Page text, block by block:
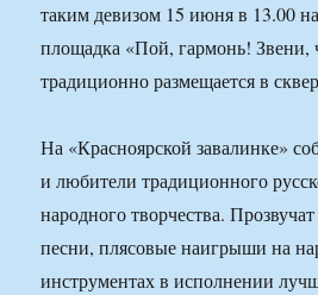
таким девизом 15 июня в 13.00
площадка «Пой, гармонь! Звени,
традиционно размещается в
На «Красноярской завалинке»
и любители традиционного
народного творчества.
песни, плясовые наигрыши на
инструментах в исполнении